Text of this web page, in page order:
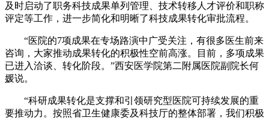
及时启动了职务科技成果单列管理、技术转移人才评价和职称
评定等工作，进一步简化和明晰了科技成果转化审批流程。
“医院的7项成果在专场路演中广受关注，有很多医生前来
咨询，大家推动成果转化的积极性空前高涨。目前，多项成果
已进入洽谈、转化阶段。”西安医学院第二附属医院副院长何
媛说。
“科研成果转化是支撑和引领研究型医院可持续发展的重
要推动力。按照省卫生健康委及科技厅的整体部署，我们积极